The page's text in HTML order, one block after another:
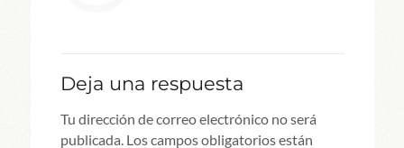
Deja una respuesta
Tu dirección de correo electrónico no será
publicada. Los campos obligatorios están